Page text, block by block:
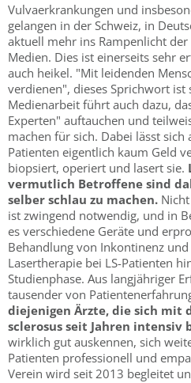
Vulvaerkrankungen und
gelangen in der Schweiz, in
aktuell mehr ins Rampenlicht
Medien. Dies ist einerseits sehr
auch heikel. "Mit leidenden
verdienen", dieses Sprichwort ist
Medienarbeit führt auch dazu,
Experten" auftauchen und
machen für sich. Dabei lässt
Patienten eigentlich kaum Geld
biopsiert, operiert und lasert sie.
vermutlich Betroffene sind
selber schlau zu machen.
ist zwingend notwendig, und in
es verschiedene Geräte und
Behandlung von Inkontinenz
Lasertherapie bei LS-Patienten
Studienphase. Aus langjähriger
tausender von
diejenigen Ärzte, die sich mit
sclerosus seit Jahren intensiv
wirklich gut auskennen, sich
Patienten professionell und
Verein wird seit 2013 begleitet